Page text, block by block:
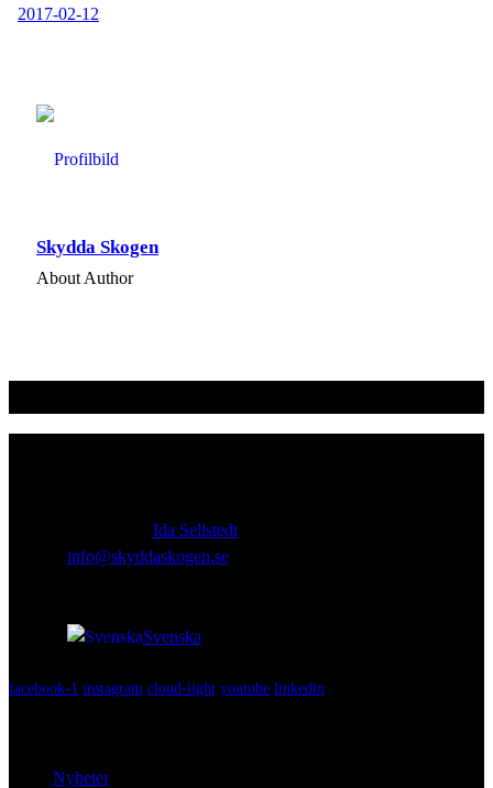
2017-02-12
Skydda Skogen
About Author
Ida Sellstedt
info@skyddaskogen.se
Svenska
facebook-1 instagram cloud-light youtube linkedin
Nyheter